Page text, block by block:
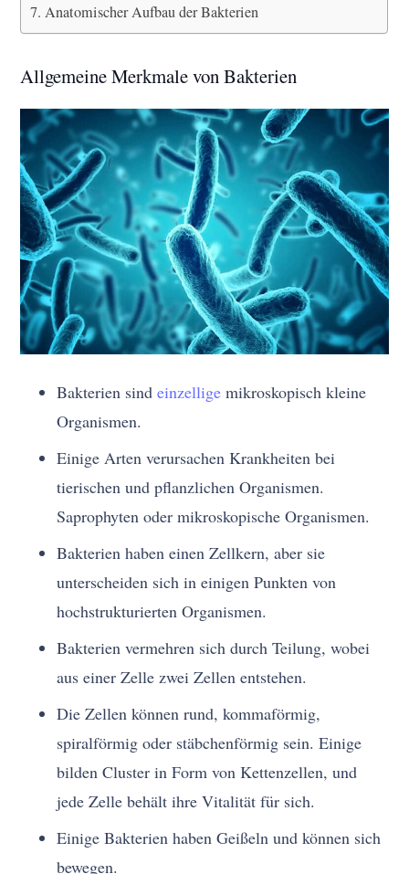
Anatomischer Aufbau der Bakterien
Allgemeine Merkmale von Bakterien
Bakterien sindeinzellige mikroskopisch kleine
Organismen.
Einige Arten verursachen Krankheiten bei
tierischen und pflanzlichen Organismen.
Saprophyten oder mikroskopische Organismen.
Bakterien haben einen Zellkern, aber sie
unterscheiden sich in einigen Punkten von
hochstrukturierten Organismen.
Bakterien vermehren sich durch Teilung, wobei
aus einer Zelle zwei Zellen entstehen.
Die Zellen können rund, kommaförmig,
spiralförmig oder stäbchenförmig sein. Einige
bilden Cluster in Form von Kettenzellen, und
jede Zelle behält ihre Vitalität für sich.
Einige Bakterien haben Geißeln und können sich
bewegen.